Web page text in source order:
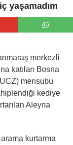
yaşamadım
merkezli
katılan Bosna
mensubu
kediye
Aleyna
kurtarma